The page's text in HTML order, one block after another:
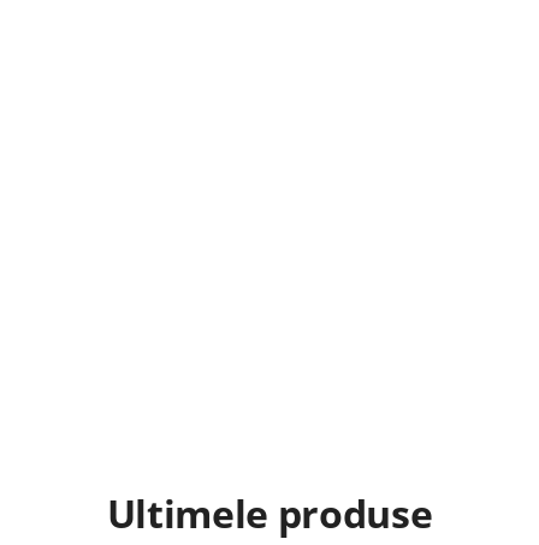
Ultimele produse